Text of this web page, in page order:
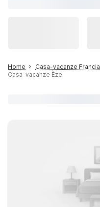
Home Casa-vacanze Francia
Casa-vacanze Èze